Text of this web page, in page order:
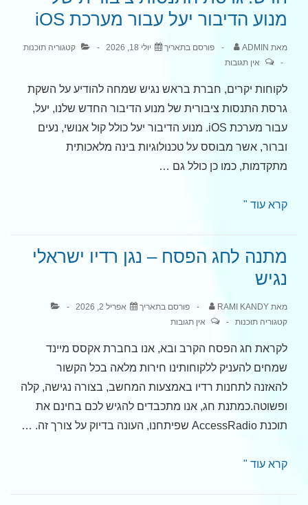
חידושים,
ומעט
לדבר
קהילה.
מנוע הדיבור יעל עבור מערכת iOS
מאתADMIN פורסם בתאריך יולי 18, 2026 קטגוריהתוכנות
אין תגובות
לקוחות יקרים, חברת בראש נגיש שמחה להודיע על השקת
גרסת התנסות ציבורית של מנוע הדיבור החדש שלנו, יעל,
עבור מערכת iOS. מנוע הדיבור יעל כולל קול אנושי, נעים
וברור, אשר מבוסס על טכנולוגיות בינה מלאכותית
מתקדמות, כמו כן כולל גם …
חדש!
ציבורית
הדיבור
עבור
קרא עוד "
מתנה לחג הפסח – נגן רדיו ישראלי
נגיש
מאתRAMI KANDY פורסם בתאריך
אפריל 2, 2026
קטגוריהתוכנות אין תגובות
לקראת חג הפסח הקרב ובא, אנו בחברת אקסס מיינד
שמחים להעניק ללקוחותינו חירות מלאה בכל הקשור
להאזנה לתחנות רדיו באמצעות המחשב, בצורה נגישה, קלה
ופשוטה.כמתנת חג, אנו מתכבדים להגיש לכם בחינם את
תוכנת AccessRadio שפיתחנו, העונה בדיוק על צורך זה. …
מתנה
קרא עוד "